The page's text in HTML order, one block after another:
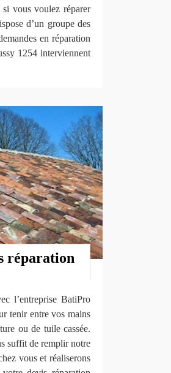
vous voulez réparer
d’un groupe des
en réparation
1254 interviennent
réparation
l’entreprise BatiPro
tenir entre vos mains
ou de tuile cassée.
suffit de remplir notre
vous et réaliserons